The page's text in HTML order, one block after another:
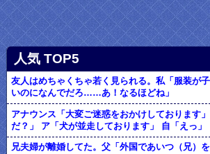
人気 TOP5
友人はめちゃくちゃ若く見られる。私「服装が
いのになんでだろ……あ！なるほどね」
アナウンス「大変ご迷惑をおかけしております
だ？」 ア「犬が並走しております」 自「えっ」
兄夫婦が離婚してた。父「外国であいつ（兄）